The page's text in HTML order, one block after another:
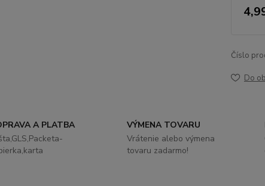
Číslo
Do
A PLATBA
VÝMENA TOVARU
Vrátenie alebo výmena
tovaru zadarmo!